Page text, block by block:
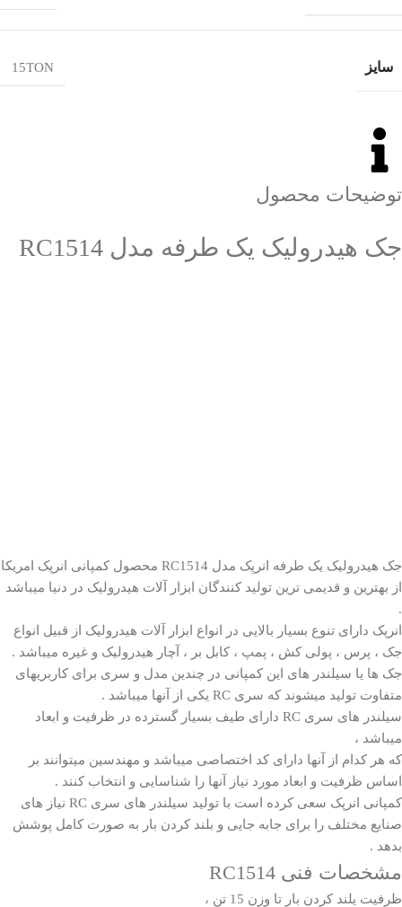
توضیحات محصول
جک هیدرولیک یک طرفه مدل RC1514
جک هیدرولیک یک طرفه انرپک مدل RC15 14 محصول کمپانی انرپک امریکا
از بهترین و قدیمی ترین تولید کنندگان ابزار آلات هیدرولیک در دنیا میباشد
.
انرپک دارای تنوع بسیار بالایی در انواع ابزار آلات هیدرولیک از قبیل انواع
جک ، پرس ، پولی کش ، پمپ ، کابل بر ، آچار هیدرولیک و غیره میباشد .
جک ها یا سیلندر های این کمپانی در چندین مدل و سری برای کاربریهای
متفاوت تولید میشوند که سری RC یکی از آنها میباشد .
سیلندر های سری RC دارای طیف بسیار گسترده در ظرفیت و ابعاد
میباشد ،
که هر کدام از آنها دارای کد اختصاصی میباشد و مهندسین میتوانند بر
اساس ظرفیت و ابعاد مورد نیاز آنها را شناسایی و انتخاب کنند .
کمپانی انرپک سعی کرده است با تولید سیلندر های سری RC نیاز های
صنایع مختلف را برای جابه جایی و بلند کردن بار به صورت کامل پوشش
بدهد .
مشخصات فنی RC1514
ظرفیت یلند کردن بار تا وزن 15 تن ،
سایز 15TON